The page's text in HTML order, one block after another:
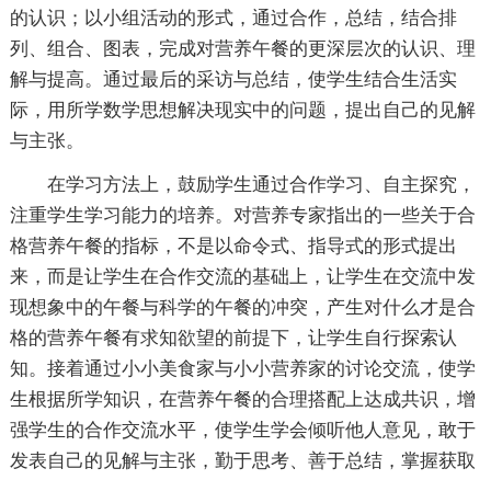
的认识；以小组活动的形式，通过合作，总结，结合排
列、组合、图表，完成对营养午餐的更深层次的认识、理
解与提高。通过最后的采访与总结，使学生结合生活实
际，用所学数学思想解决现实中的问题，提出自己的见解
与主张。
在学习方法上，鼓励学生通过合作学习、自主探究，
注重学生学习能力的培养。对营养专家指出的一些关于合
格营养午餐的指标，不是以命令式、指导式的形式提出
来，而是让学生在合作交流的基础上，让学生在交流中发
现想象中的午餐与科学的午餐的冲突，产生对什么才是合
格的营养午餐有求知欲望的前提下，让学生自行探索认
知。接着通过小小美食家与小小营养家的讨论交流，使学
生根据所学知识，在营养午餐的合理搭配上达成共识，增
强学生的合作交流水平，使学生学会倾听他人意见，敢于
发表自己的见解与主张，勤于思考、善于总结，掌握获取